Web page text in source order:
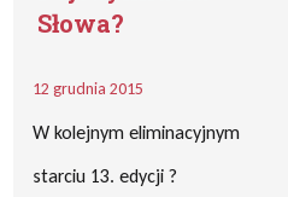
Słowa?
12 grudnia 2015
W kolejnym eliminacyjnym
starciu 13. edycji ?